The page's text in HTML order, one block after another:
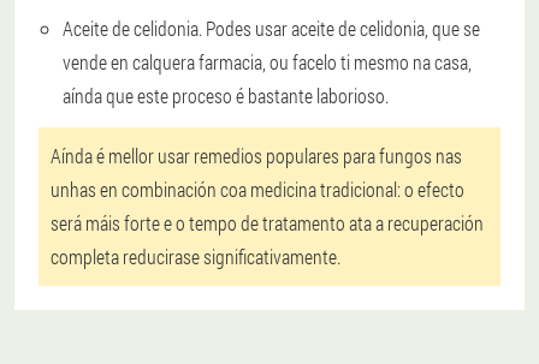
Aceite de celidonia. Podes usar aceite de celidonia, que se
vende en calquera farmacia, ou facelo ti mesmo na casa,
aínda que este proceso é bastante laborioso.
Aínda é mellor usar remedios populares para fungos nas
unhas en combinación coa medicina tradicional: o efecto
será máis forte e o tempo de tratamento ata a recuperación
completa reducirase significativamente.